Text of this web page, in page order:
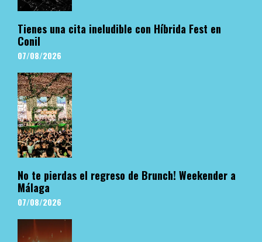
Tienes una cita ineludible con Híbrida Fest en
Conil
07/08/2026
No te pierdas el regreso de Brunch! Weekender a
Málaga
07/08/2026